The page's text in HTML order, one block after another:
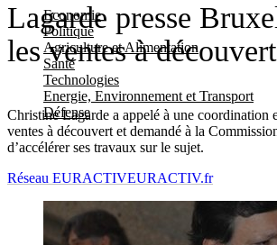
Economie
Politique
Agriculture et Alimentation
Santé
Technologies
Energie, Environnement et Transport
Défense
Lagarde presse
les ventes à découvert
Christine Lagarde a appelé à une coordination
ventes à découvert et demandé à la
d’accélérer ses travaux sur le sujet.
Réseau EURACTIVEURACTIV.fr